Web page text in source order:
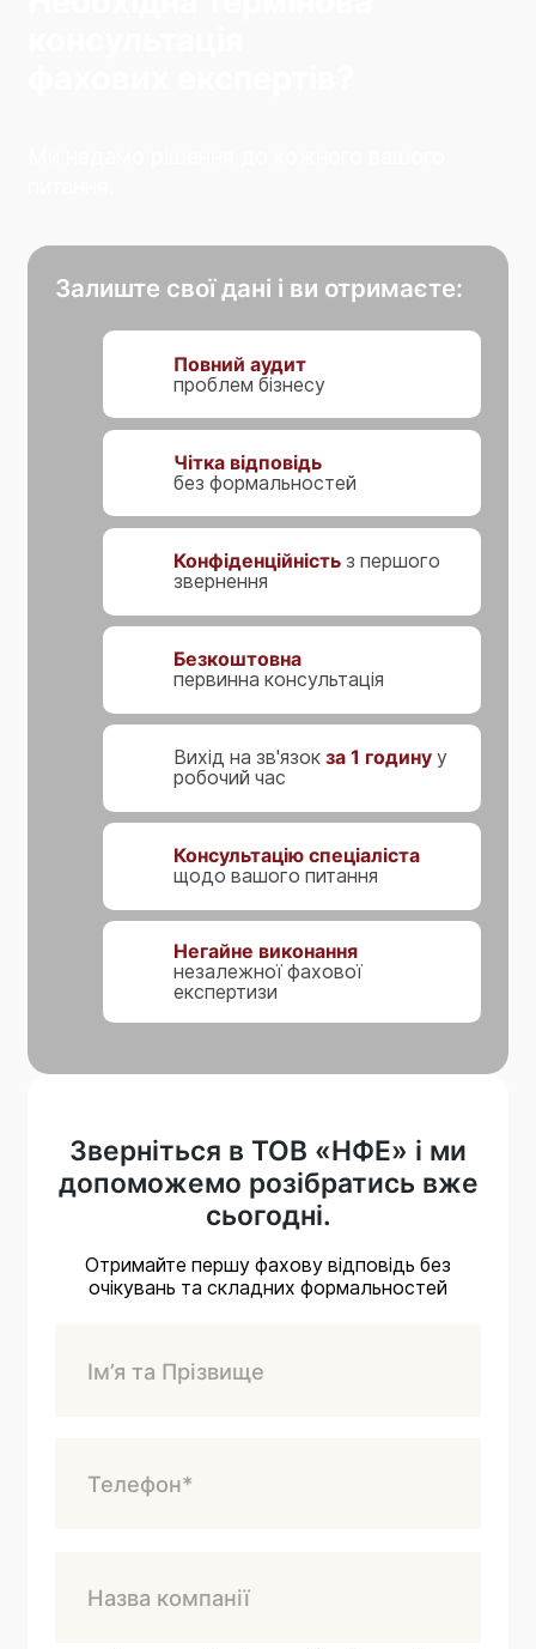
Залиште свої дані і ви отримаєте:
Повний аудит
проблем бізнесу
Чітка відповідь
без формальностей
Конфіденційністьз першого
звернення
Безкоштовна
первинна консультація
Вихід на зв'язок за 1 годинуу
робочий час
Консультацію спеціаліста
щодо вашого питання
Негайне виконання
незалежної фахової
експертизи
Зверніться в ТОВ «НФЕ» і ми
допоможемо розібратись вже
сьогодні.
Отримайте першу фахову відповідь без
очікувань та складних формальностей